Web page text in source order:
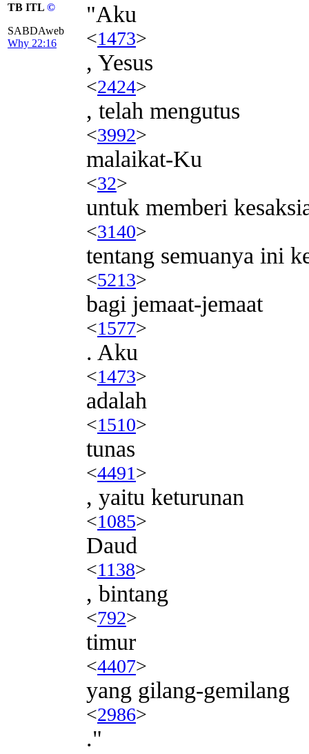
TB ITL ©
SABDAweb
Why 22:16
"Aku
<1473>
, Yesus
<2424>
, telah mengutus
<3992>
malaikat-Ku
<32>
untuk memberi
<3140>
tentang semuanya ini
<5213>
bagi jemaat-jemaat
<1577>
. Aku
<1473>
adalah
<1510>
tunas
<4491>
, yaitu keturunan
<1085>
Daud
<1138>
, bintang
<792>
timur
<4407>
yang gilang-gemilang
<2986>
."